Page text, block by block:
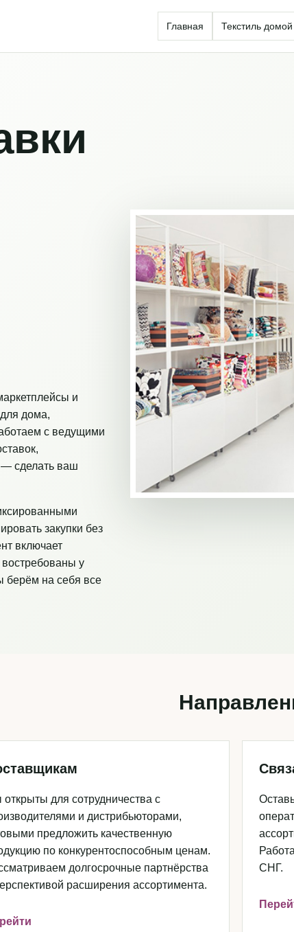
Главная Текстиль домой
и
дома,
с ведущими
— сделать ваш
закупки без
включает
у
берём на себя все
для сотрудничества с
и дистрибьюторами,
предложить качественную
по конкурентоспособным ценам.
долгосрочные партнёрства
расширения ассортимента.
СНГ.